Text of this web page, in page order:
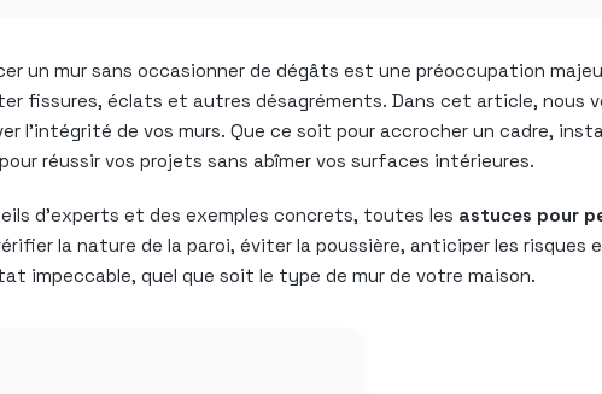
un mur sans occasionner de dégâts est une préoccupation
fissures, éclats et autres désagréments. Dans cet article, nous
l’intégrité de vos murs. Que ce soit pour accrocher un cadre,
réussir vos projets sans abîmer vos surfaces intérieures.
d’experts et des exemples concrets, toutes les astuces pour
la nature de la paroi, éviter la poussière, anticiper les risques
impeccable, quel que soit le type de mur de votre maison.